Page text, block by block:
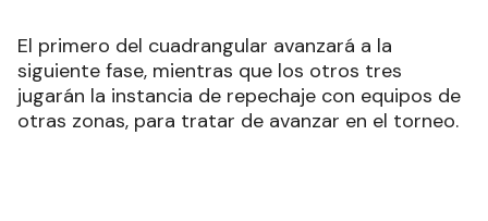
El primero del cuadrangular avanzará a la
siguiente fase, mientras que los otros tres
jugarán la instancia de repechaje con equipos de
otras zonas, para tratar de avanzar en el torneo.